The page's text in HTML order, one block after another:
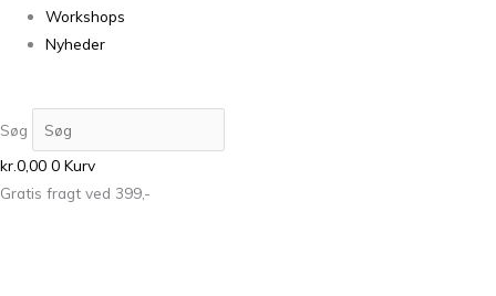
Workshops
Nyheder
Søg
kr.0,00 0 Kurv
Gratis fragt ved 399,-